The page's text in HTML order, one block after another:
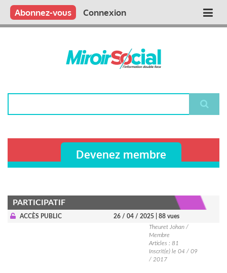
Aller
contenu
Main
Qui sommes nous ?
Vous publiez
Nous publions
Contactez-nous
Abonnez-vous Connexion
Devenez membre
PARTICIPATIF
ACCÈS PUBLIC 26 / 04 / 2025
| 88 vues
Theuret Johan /
Membre
Articles : 81
Inscrit(e) le 04 / 09
/ 2017